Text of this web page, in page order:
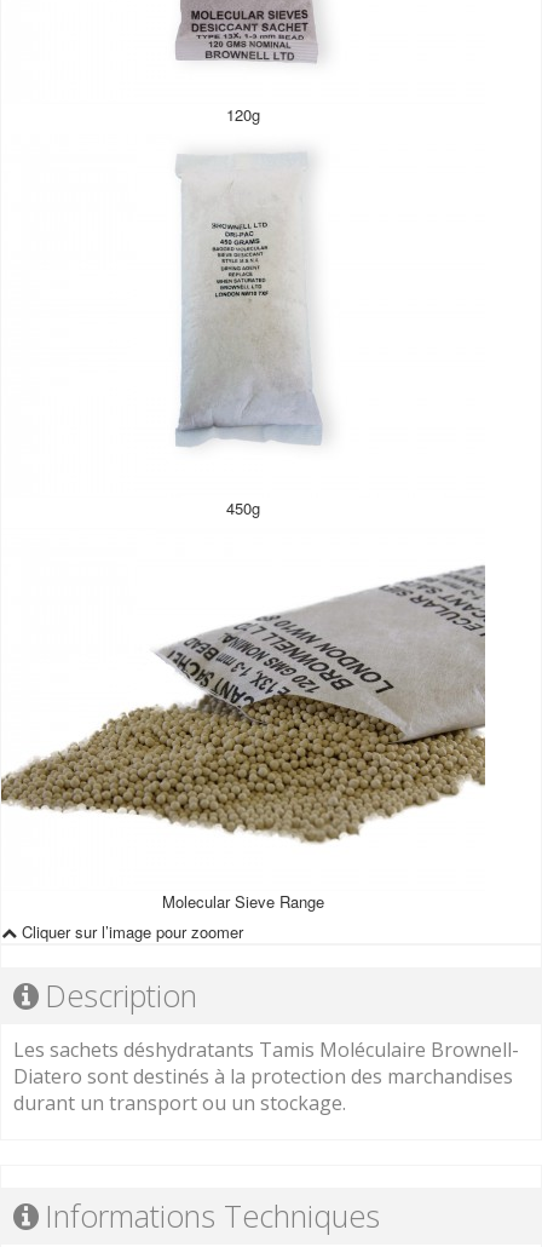
120g
450g
Molecular Sieve Range
Cliquer sur l’image pour zoomer
Description
Les sachets déshydratants Tamis Moléculaire Brownell-
Diatero sont destinés à la protection des marchandises
durant un transport ou un stockage.
Informations Techniques